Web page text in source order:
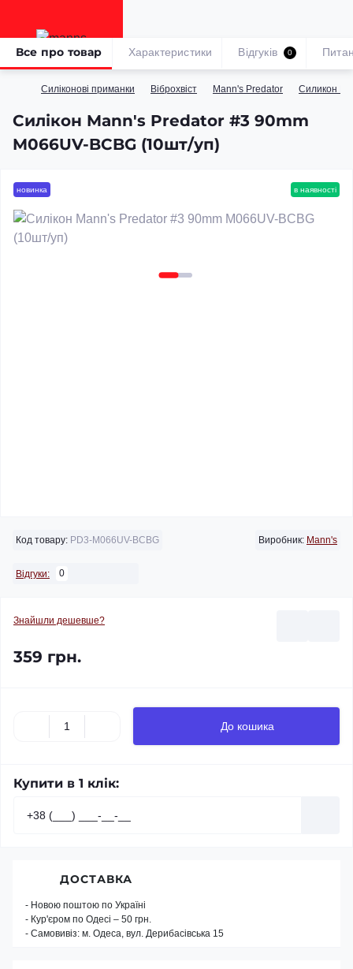
Силіконові приманки Віброхвіст Mann's Predator Силикон­
Силікон Mann's Predator #3 90mm
M066UV-BCBG (10шт/уп)
Все про товар Характеристики Відгуків 0
новинка в наявності
Код товару: PD3-M066UV-BCBG Виробник: Mann's
Відгуки: 0
Знайшли дешевше?
359 грн.
До кошика
Купити в 1 клік:
ДОСТАВКА
- Новою поштою по Україні
- Кур'єром по Одесі – 50 грн.
- Самовивіз: м. Одеса, вул. Дерибасівська 15